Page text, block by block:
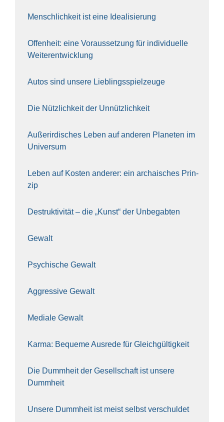
Mensch­lich­keit ist eine Idea­li­sie­rung
Offen­heit: eine Vor­aus­set­zung für indi­vi­du­el­le
Wei­ter­ent­wick­lung
Autos sind unse­re Lieb­lings­spiel­zeu­ge
Die Nütz­lich­keit der Unnütz­lich­keit
Außer­ir­di­sches Leben auf ande­ren Pla­ne­ten im
Uni­ver­sum
Leben auf Kos­ten ande­rer: ein archai­sches Prin­
zip
Destruk­ti­vi­tät – die „Kunst“ der Unbe­gab­ten
Gewalt
Psy­chi­sche Gewalt
Aggres­si­ve Gewalt
Media­le Gewalt
Kar­ma: Beque­me Aus­re­de für Gleich­gül­tig­keit
Die Dumm­heit der Gesell­schaft ist unse­re
Dumm­heit
Unse­re Dumm­heit ist meist selbst ver­schul­det